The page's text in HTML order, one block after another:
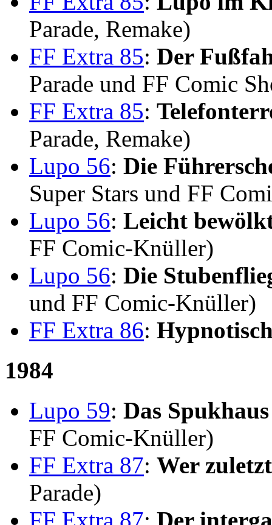
Parade, Remake)
FF Extra 85: Der
Parade und FF Comic
FF Extra 85:
Parade, Remake)
Lupo 56: Die
Super Stars und FF
Lupo 56: Leicht
FF Comic-Knüller)
Lupo 56: Die
und FF Comic-Knüller)
FF Extra 86:
1984
Lupo 59: Das Spukhaus
FF Comic-Knüller)
FF Extra 87: Wer
Parade)